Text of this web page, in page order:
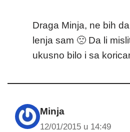
Draga Minja, ne bih
lenja sam 🙁 Da li
ukusno bilo i sa
Minja
12/01/2015 u 14:49